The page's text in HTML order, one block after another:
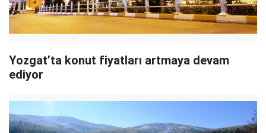
Yozgat’ta konut fiyatları artmaya devam
ediyor